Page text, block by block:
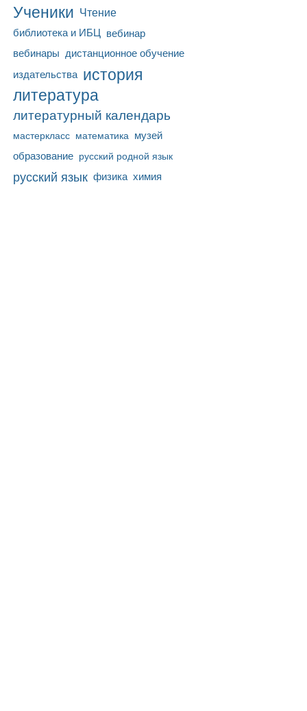
Ученики Чтение
библиотека и ИБЦ вебинар
вебинары дистанционное обучение
издательства история
литература
литературный календарь
мастеркласс математика музей
образование русский родной язык
русский язык физика химия